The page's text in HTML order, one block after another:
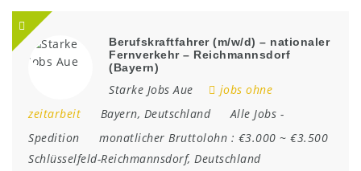
Berufskraftfahrer (m/w/d) – nationaler
Fernverkehr – Reichmannsdorf
(Bayern)
Starke Jobs Aue
jobs ohne
zeitarbeit
Bayern, Deutschland Alle Jobs -
Spedition
monatlicher Bruttolohn : €3.000 ~ €3.500
Schlüsselfeld-Reichmannsdorf, Deutschland